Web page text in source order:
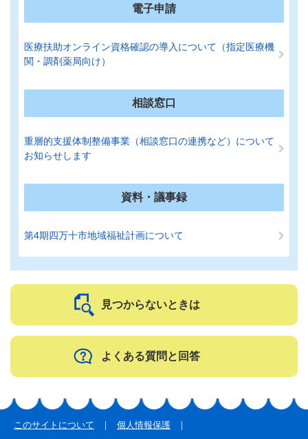
電子申請
医療扶助オンライン資格確認の導入について（指定医療機
関・調剤薬局向け）
相談窓口
重層的支援体制整備事業（相談窓口の連携など）について
お知らせします
資料・議事録
第4期四万十市地域福祉計画について
見つからないときは
よくある質問と回答
このサイトについて
個人情報保護